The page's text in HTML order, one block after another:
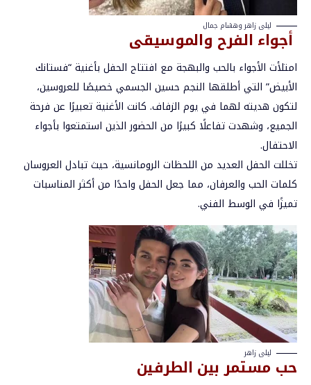
ليلى زاهر وهشام جمال
أجواء الفرح والموسيقى
امتلأت الأجواء بالحب والبهجة مع افتتاح الحفل بأغنية “فستانك
الأبيض” التي أطلقها النجم حسين الجسمي خصيصًا للعروسين،
لتكون هديته لهما في يوم الزفاف. كانت الأغنية تعبيرًا عن فرحة
الجميع، وشهدت تفاعلًا كبيرًا من الحضور الذين استمتعوا بأجواء
الاحتفال.
تخللت الحفل العديد من اللحظات الرومانسية، حيث تبادل العروسان
كلمات الحب والعرفان، مما جعل الحفل واحدًا من أكثر المناسبات
تميزًا في الوسط الفني.
ليلى زاهر
حب مستمر بين الطرفين